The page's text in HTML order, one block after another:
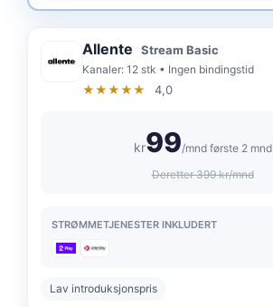
Allente Stream Basic
Kanaler: 12 stk • Ingen bindingstid
★★★★★ 4,0
kr99/mnd første 2 mnd
Deretter 399 kr/mnd
STRØMMETJENESTER INKLUDERT
Lav introduksjonspris